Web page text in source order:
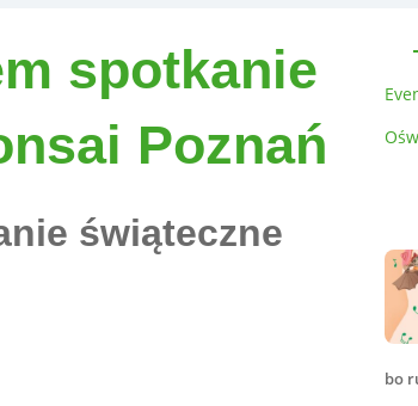
spotkanie
Poznań
świąteczne
bo